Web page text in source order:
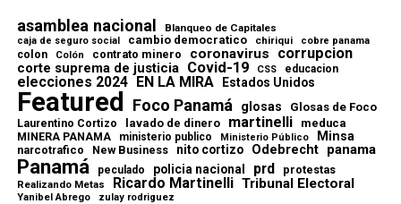
asamblea nacional Blanqueo de Capitales
caja de seguro social cambio democratico chiriqui cobre panama
colon Colón contrato minero coronavirus corrupcion
corte suprema de justicia Covid-19 CSS educacion
elecciones 2024 EN LA MIRA Estados Unidos
Featured Foco Panamá glosas Glosas de Foco
Laurentino Cortizo lavado de dinero martinelli meduca
MINERA PANAMA ministerio publico Ministerio Público Minsa
narcotrafico New Business nito cortizo Odebrecht panama
Panamá peculado policia nacional prd protestas
Realizando Metas Ricardo Martinelli Tribunal Electoral
Yanibel Abrego zulay rodriguez